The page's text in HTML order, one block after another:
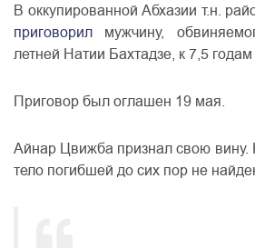
В оккупированной Абхазии т.н.
приговорил мужчину,
летней Натии Бахтадзе, к 7,5
Приговор был оглашен 19 мая.
Айнар Цвижба признал свою вину.
тело погибшей до сих пор не